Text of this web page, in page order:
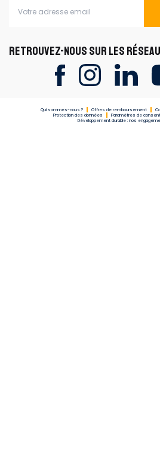
RETROUVEZ-NOUS SUR LES
Qui sommes-nous ? Offres de remboursement
Protection des données
Paramètres de
Développement durable : nos